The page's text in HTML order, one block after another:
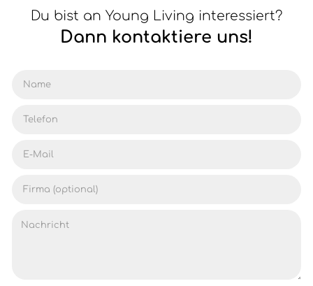
Du bist an Young Living interessiert?
Dann kontaktiere uns!